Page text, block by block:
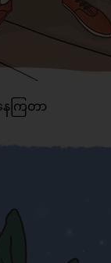
ကြတာ